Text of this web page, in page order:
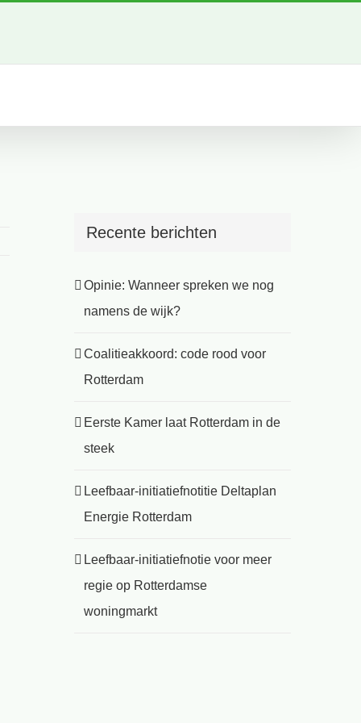
Recente berichten
Opinie: Wanneer spreken we nog
namens de wijk?
Coalitieakkoord: code rood voor
Rotterdam
Eerste Kamer laat Rotterdam in de
steek
Leefbaar-initiatiefnotitie Deltaplan
Energie Rotterdam
Leefbaar-initiatiefnotie voor meer
regie op Rotterdamse
woningmarkt